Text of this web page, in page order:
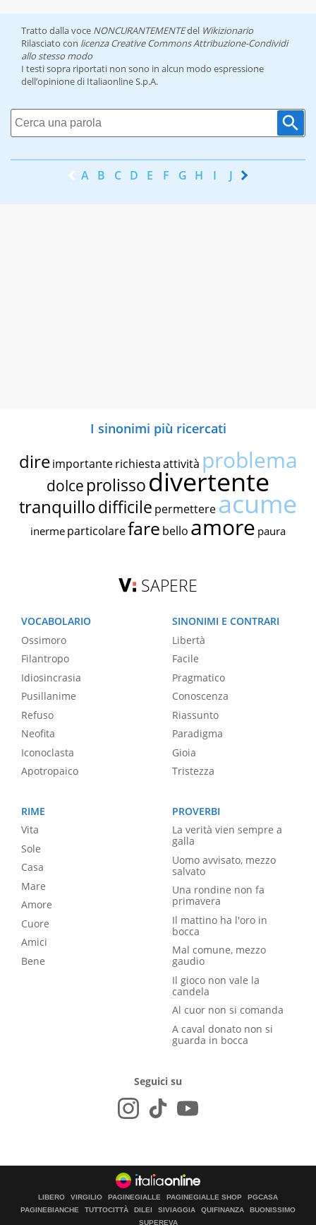
Tratto dalla voce NONCURANTEMENTEdel Wikizionario
Rilasciato con licenza Creative Commons Attribuzione-Condividi
allo stesso modo
I testi sopra riportati non sono in alcun modo espressione
dell’opinione di Italiaonline S.p.A.
A B C D E F G H I J K
I sinonimi più ricercati
dire importante richiestaattività problema
dolce prolissodivertente
tranquillodifficile permettereacume
inerme particolarefare bello amore paura
SAPERE
VOCABOLARIO
Ossimoro
Filantropo
Idiosincrasia
Pusillanime
Refuso
Neofita
Iconoclasta
Apotropaico
SINONIMI E CONTRARI
Libertà
Facile
Pragmatico
Conoscenza
Riassunto
Paradigma
Gioia
Tristezza
RIME
Vita
Sole
Casa
Mare
Amore
Cuore
Amici
Bene
PROVERBI
La verità vien sempre a
galla
Uomo avvisato, mezzo
salvato
Una rondine non fa
primavera
Il mattino ha l'oro in
bocca
Mal comune, mezzo
gaudio
Il gioco non vale la
candela
Al cuor non si comanda
A caval donato non si
guarda in bocca
Seguici su
LIBERO VIRGILIO PAGINEGIALLE PAGINEGIALLE SHOP
PGCASA
PAGINEBIANCHE
TUTTOCITTÀ DILEI SIVIAGGIA QUIFINANZA
BUONISSIMO
SUPEREVA